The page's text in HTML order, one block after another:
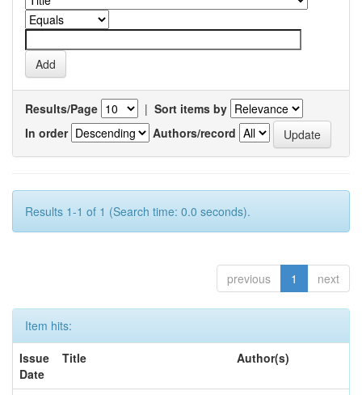
Results/Page | Sort items by
In order
Authors/record
Results 1-1 of 1 (Search time: 0.0 seconds).
previous 1 next
Item hits:
Issue
Date
Title Author(s)